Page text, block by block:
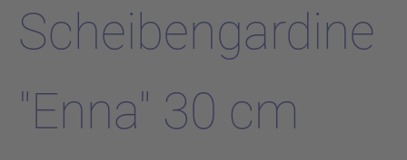
Scheibengardine
"Enna" 30 cm